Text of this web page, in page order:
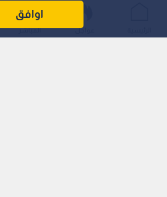
اوافق
عواجل المباشر